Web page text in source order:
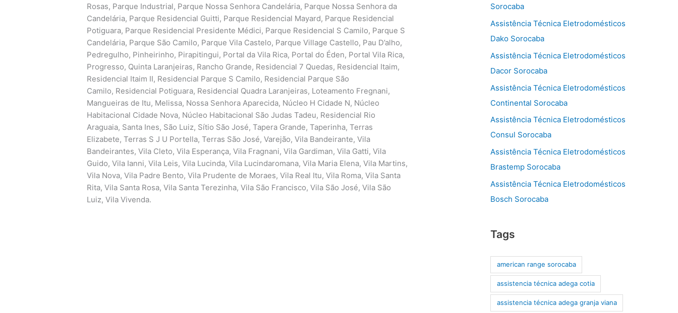
Rosas, Parque Industrial, Parque Nossa Senhora Candelária, Parque Nossa Senhora da
Candelária, Parque Residencial Guitti, Parque Residencial Mayard, Parque Residencial
Potiguara, Parque Residencial Presidente Médici, Parque Residencial S Camilo, Parque S
Candelária, Parque São Camilo, Parque Vila Castelo, Parque Village Castello, Pau D’alho,
Pedregulho, Pinheirinho, Pirapitingui, Portal da Vila Rica, Portal do Éden, Portal Vila Rica,
Progresso, Quinta Laranjeiras, Rancho Grande, Residencial 7 Quedas, Residencial Itaim,
Residencial Itaim II, Residencial Parque S Camilo, Residencial Parque São
Camilo, Residencial Potiguara, Residencial Quadra Laranjeiras, Loteamento Fregnani,
Mangueiras de Itu, Melissa, Nossa Senhora Aparecida, Núcleo H Cidade N, Núcleo
Habitacional Cidade Nova, Núcleo Habitacional São Judas Tadeu, Residencial Rio
Araguaia, Santa Ines, São Luiz, Sítio São José, Tapera Grande, Taperinha, Terras
Elizabete, Terras S J U Portella, Terras São José, Varejão, Vila Bandeirante, Vila
Bandeirantes, Vila Cleto, Vila Esperança, Vila Fragnani, Vila Gardiman, Vila Gatti, Vila
Guido, Vila Ianni, Vila Leis, Vila Lucinda, Vila Lucindaromana, Vila Maria Elena, Vila Martins,
Vila Nova, Vila Padre Bento, Vila Prudente de Moraes, Vila Real Itu, Vila Roma, Vila Santa
Rita, Vila Santa Rosa, Vila Santa Terezinha, Vila São Francisco, Vila São José, Vila São
Luiz, Vila Vivenda.
Sorocaba
Assistência Técnica Eletrodomésticos
Dako Sorocaba
Assistência Técnica Eletrodomésticos
Dacor Sorocaba
Assistência Técnica Eletrodomésticos
Continental Sorocaba
Assistência Técnica Eletrodomésticos
Consul Sorocaba
Assistência Técnica Eletrodomésticos
Brastemp Sorocaba
Assistência Técnica Eletrodomésticos
Bosch Sorocaba
Tags
american range sorocaba
assistencia técnica adega cotia
assistencia técnica adega granja viana